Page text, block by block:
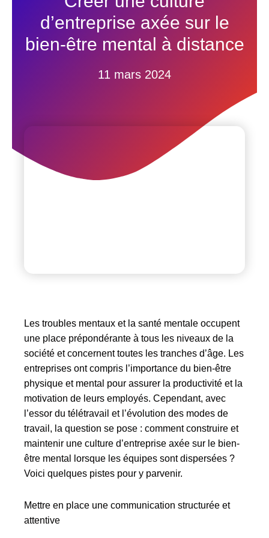
d’entreprise axée sur le
bien-être mental à distance
11 mars 2024
Les troubles mentaux et la santé mentale occupent
une place prépondérante à tous les niveaux de la
société et concernent toutes les tranches d’âge. Les
entreprises ont compris l’importance du bien-être
physique et mental pour assurer la productivité et la
motivation de leurs employés. Cependant, avec
l’essor du télétravail et l’évolution des modes de
travail, la question se pose : comment construire et
maintenir une culture d’entreprise axée sur le bien-
être mental lorsque les équipes sont dispersées ?
Voici quelques pistes pour y parvenir.
Mettre en place une communication structurée et
attentive